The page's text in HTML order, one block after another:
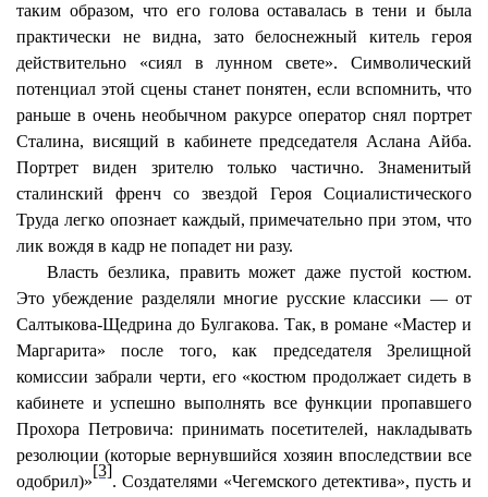
таким образом, что его голова оставалась в тени и была
практически не видна, зато белоснежный китель героя
действительно «сиял в лунном свете». Символический
потенциал этой сцены станет понятен, если вспомнить, что
раньше в очень необычном ракурсе оператор снял портрет
Сталина, висящий в кабинете председателя Аслана Айба.
Портрет виден зрителю только частично. Знаменитый
сталинский френч со звездой Героя Социалистического
Труда легко опознает каждый, примечательно при этом, что
лик вождя в кадр не попадет ни разу.
Власть безлика, править может даже пустой костюм.
Это убеждение разделяли многие русские классики — от
Салтыкова-Щедрина до Булгакова. Так, в романе «Мастер и
Маргарита» после того, как председателя Зрелищной
комиссии забрали черти, его «костюм продолжает сидеть в
кабинете и успешно выполнять все функции пропавшего
Прохора Петровича: принимать посетителей, накладывать
резолюции (которые вернувшийся хозяин впоследствии все
одобрил)»
[3]
. Создателями «Чегемского детектива», пусть и